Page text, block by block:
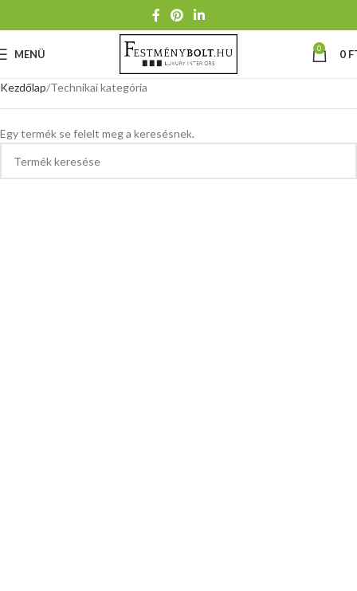
MENÜ 0 0
Kezdőlap Technikai kategória
Egy termék se felelt meg a keresésnek.